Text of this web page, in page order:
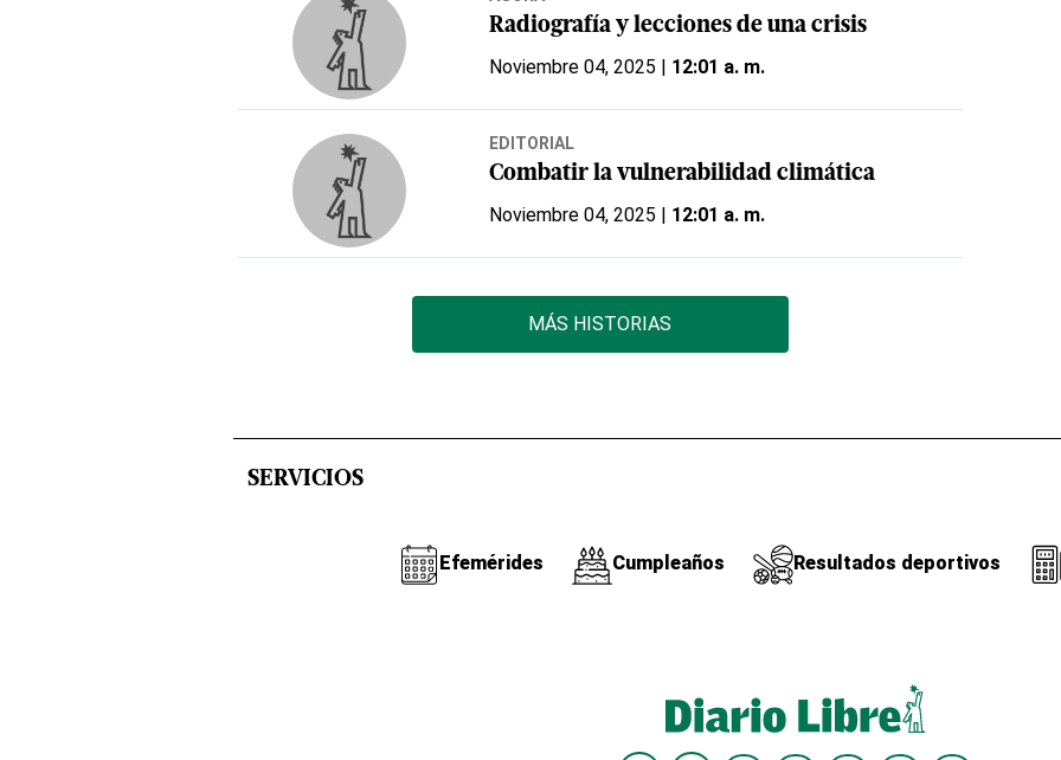
Radiografía y lecciones de una crisis
Noviembre 04, 2025 | 12:01 a. m.
EDITORIAL
Combatir la vulnerabilidad climática
Noviembre 04, 2025 | 12:01 a. m.
MÁS HISTORIAS
SERVICIOS
Efemérides Cumpleaños Resultados deportivos